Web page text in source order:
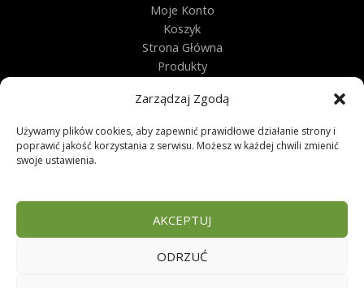
Zarządzaj Zgodą
Używamy plików cookies, aby zapewnić prawidłowe działanie strony i
poprawić jakość korzystania z serwisu. Możesz w każdej chwili zmienić
swoje ustawienia.
AKCEPTUJ
ODRZUĆ
Moje Konto
Koszyk
Strona Główna
Produkty
Obługa techniczna
Regulamin
Zwroty
FAQ